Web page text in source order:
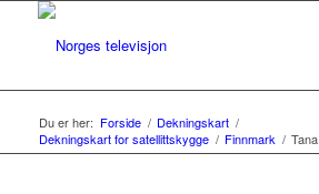
Du er her: Forside / Dekningskart /
Dekningskart for satellittskygge / Finnmark / Tana